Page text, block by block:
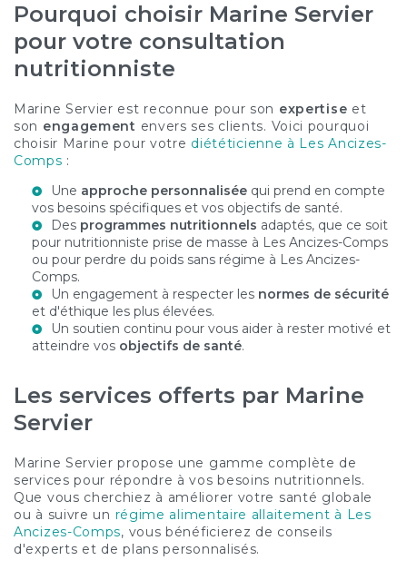
Pourquoi choisir Marine Servier
pour votre consultation
nutritionniste
Marine Servier est reconnue pour son expertise et
son engagement envers ses clients. Voici pourquoi
choisir Marine pour votre diététicienne à Les Ancizes-
Comps :
Une approche personnalisée qui prend en compte
vos besoins spécifiques et vos objectifs de santé.
Des programmes nutritionnels adaptés, que ce soit
pour nutritionniste prise de masse à Les Ancizes-Comps
ou pour perdre du poids sans régime à Les Ancizes-
Comps.
Un engagement à respecter les normes de sécurité
et d'éthique les plus élevées.
Un soutien continu pour vous aider à rester motivé et
atteindre vos objectifs de santé.
Les services offerts par Marine
Servier
Marine Servier propose une gamme complète de
services pour répondre à vos besoins nutritionnels.
Que vous cherchiez à améliorer votre santé globale
ou à suivre un régime alimentaire allaitement à Les
Ancizes-Comps, vous bénéficierez de conseils
d'experts et de plans personnalisés.